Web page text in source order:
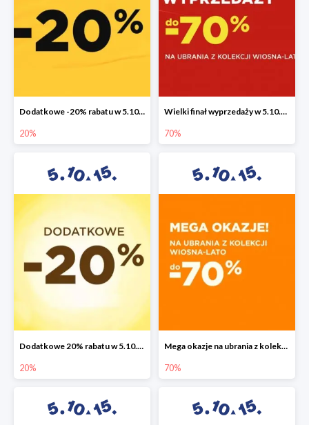
Dodatkowe -20% rabatu w 5.10.15
20%
Wielki finał wyprzedaży w 5.10.15 do -70%
70%
Dodatkowe 20% rabatu w 5.10.15
20%
Mega okazje na ubrania z kolekcji wiosna-lato do -70%
70%